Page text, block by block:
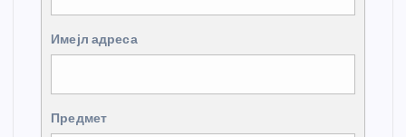
Имејл адреса
Предмет